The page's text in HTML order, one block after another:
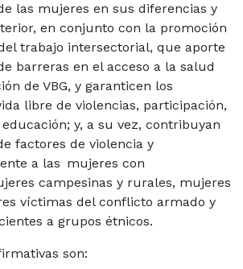
las mujeres en sus diferencias y
en conjunto con la promoción
trabajo intersectorial, que aporte
barreras en el acceso a la salud
de VBG, y garanticen los
libre de violencias, participación,
y, a su vez, contribuyan
factores de violencia y
a las mujeres con
campesinas y rurales, mujeres
víctimas del conflicto armado y
a grupos étnicos.
son: